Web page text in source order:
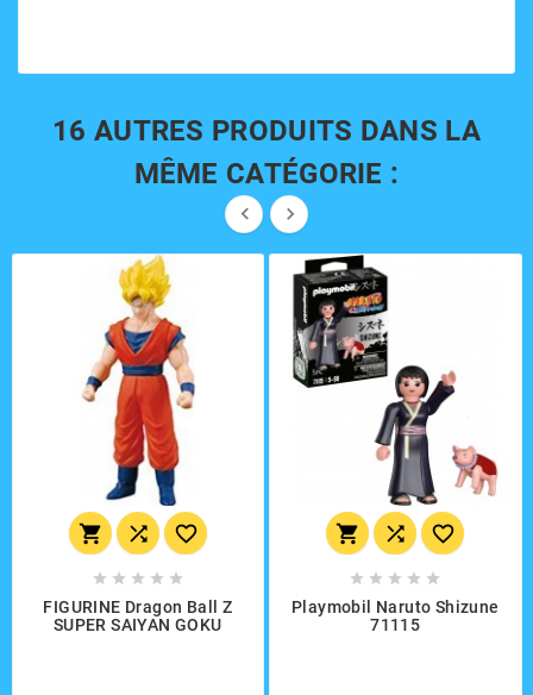
16 AUTRES PRODUITS DANS LA
MÊME CATÉGORIE :
 
  
    
FIGURINE Dragon Ball Z
SUPER SAIYAN GOKU
  
    
Playmobil Naruto Shizune
71115